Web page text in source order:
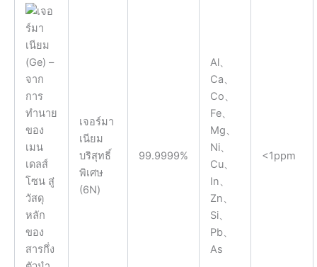
เจอร์มา
เนียม
บริสุทธิ์
พิเศษ
(6N)
99.9999%
Al、
Ca、
Co、
Fe、
Mg、
Ni、
Cu、
In、
Zn、
Si、
Pb、
As
<1ppm